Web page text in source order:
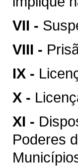
VII -
VIII -
IX -
X -
XI -
Poderes